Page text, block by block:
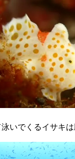
いでくるイサキは